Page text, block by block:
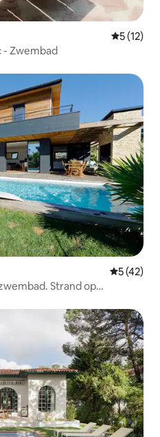
5 (12)
- Zwembad
5 (42)
Strand op